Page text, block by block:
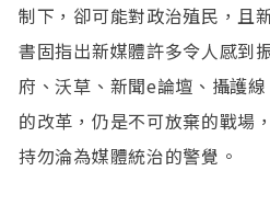
制下，卻可能對政治殖民，且
書固指出新媒體許多令人感到
府、沃草、新聞e論壇、攝護
的改革，仍是不可放棄的戰場
持勿淪為媒體統治的警覺。